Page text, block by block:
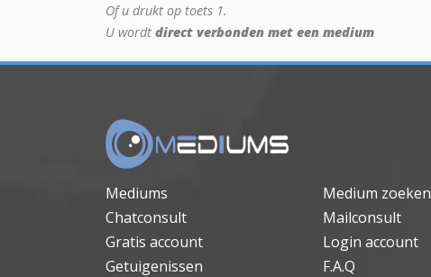
Of u drukt op toets 1.
U wordt direct verbonden met een medium
Mediums Medium zoeken
Chatconsult
Mailconsult
Gratis account
Login account
Getuigenissen
F.A.Q